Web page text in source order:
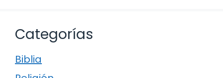
Categorías
Biblia